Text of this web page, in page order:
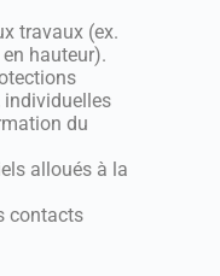
travaux (ex.
hauteur).
individuelles
du
alloués à la
contacts